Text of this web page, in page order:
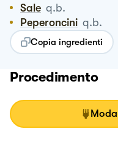
Sale q.b.
Peperoncini q.b.
Copia ingredienti
Procedimento